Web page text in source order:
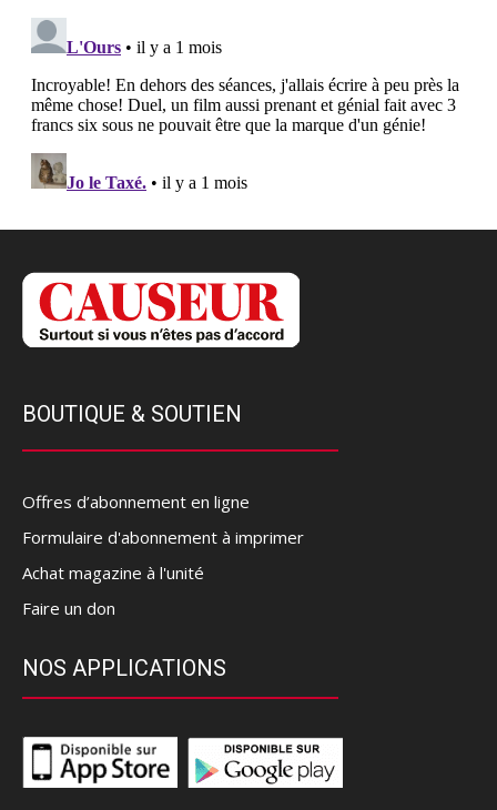
BOUTIQUE & SOUTIEN
Offres d’abonnement en ligne
Formulaire d'abonnement à imprimer
Achat magazine à l'unité
Faire un don
NOS APPLICATIONS